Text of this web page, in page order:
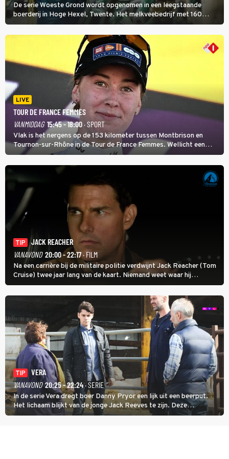
De serie Woeste Grond wordt opgenomen in een leegstaande
boerderij in Hoge Hexel, Twente. Het melkveebedrijf met 160
koeien moest sluiten, omdat het dicht bij een Natura 2000-gebied
ligt. In de serie heerst er een gevaarlijke veeziekte.
LIVE
TOUR DE FRANCE FEMMES
VANMIDDAG 15:45 - 18:00· SPORT
Vlak is het nergens op de 153 kilometer tussen Montbrison en
Tournon-sur-Rhône in de Tour de France Femmes. Wellicht een
kans voor Nienke Vinke, die vorig jaar de witte trui won.
TIP
JACK REACHER
VANAVOND 20:00 - 22:17· FILM
Na een carrière bij de militaire politie verdwijnt Jack Reacher (Tom
Cruise) twee jaar lang van de kaart. Niemand weet waar hij
uithangt, totdat moordverdachte James Barr naar hem vraagt.
TIP
VERA
VANAVOND 20:25 - 22:24· SERIE
In de serie Vera dregt boer Danny Pryor een lijk uit een beerput.
Het lichaam blijkt van de jonge Jack Reeves te zijn. Deze
homoseksuele woonwagenbewoner had gebroken met zijn familie